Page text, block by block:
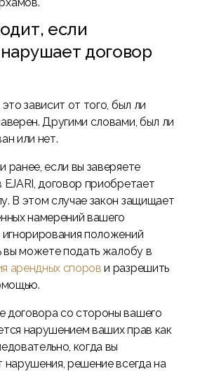
если
договор
зависит от того, был ли
Другими словами, был ли
или нет.
ранее, если вы заверяете
договор приобретает
В этом случае закон защищает
намерений вашего
положений
вы можете подать жалобу в
арендных споров и разрешить
со стороны вашего
нарушением ваших прав как
когда вы
нарушения, решение всегда на